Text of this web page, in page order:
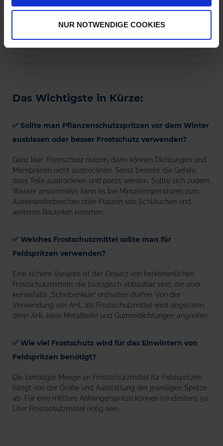
NUR NOTWENDIGE COOKIES
ein breites Angebot hierzu.
ZU UNSEREN DÜSEN
Das Wichtigste in Kürze:
✅ Sollte man Pflanzenschutzspritzen vor dem Winter
ausblasen oder besser Frostschutz verwenden?
Ganz klar: Frostschutz nutzen, dann können Dichtungen und
Membranen nicht austrocknen. Sonst besteht die Gefahr,
dass Teile austrocknen und porös werden. Sollte sich zudem
Wasser ansammeln, kann es bei Minustemperaturen zum
Auseinanderbrechen oder Platzen von Schläuchen und
weiteren Bauteilen kommen.
✅ Welches Frostschutzmittel sollte man für
Feldspritzen verwenden?
Eine sichere Variante ist der Einsatz von herkömmlichen
Frostschutzmitteln, die biologisch abbaubar sind, die aber
keinesfalls „Scheibenklar“ enthalten dürfen. Von der
Verwendung von AHL als Frostschutzmittel wird abgeraten,
denn AHL kann Metallteile und Gummidichtungen angreifen.
✅ Wie viel Frostschutz wird für das Einwintern von
Feldspritzen benötigt?
Die benötigte Menge an Frostschutzmittel für Feldspritzen
hängt von der Größe und Ausstattung der jeweiligen Spritze
ab. Für eine mittlere Anhängerspritze können mindestens 50
Liter Frostschutzmittel nötig sein.